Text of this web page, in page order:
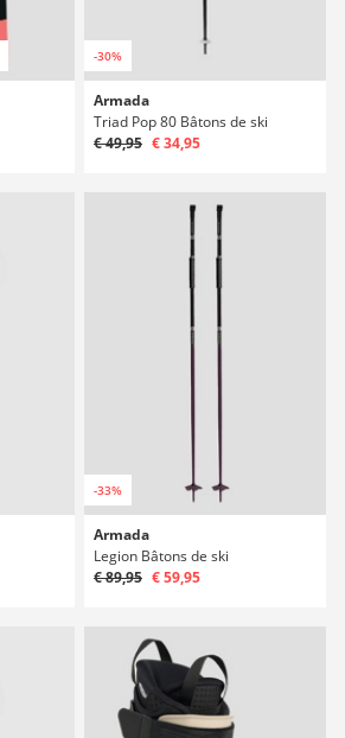
-30%
Armada
Triad Pop 80 Bâtons de ski
€ 49,95 € 34,95
-33%
Armada
Legion Bâtons de ski
€ 89,95 € 59,95